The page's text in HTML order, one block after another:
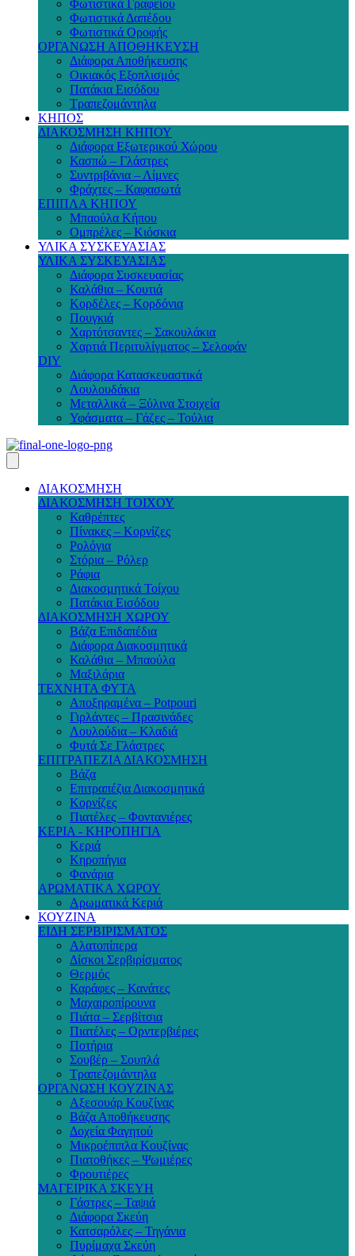
Φωτιστικά Γραφείου
Φωτιστικά Δαπέδου
Φωτιστικά Οροφής
ΟΡΓΑΝΩΣΗ ΑΠΟΘΗΚΕΥΣΗ
Διάφορα Αποθήκευσης
Οικιακός Εξοπλισμός
Πατάκια Εισόδου
Τραπεζομάντηλα
ΚΗΠΟΣ
ΔΙΑΚΟΣΜΗΣΗ ΚΗΠΟΥ
Διάφορα Εξωτερικού Χώρου
Κασπώ – Γλάστρες
Συντριβάνια – Λίμνες
Φράχτες – Καφασωτά
ΕΠΙΠΛΑ ΚΗΠΟΥ
Μπαούλα Κήπου
Ομπρέλες – Κιόσκια
ΥΛΙΚΑ ΣΥΣΚΕΥΑΣΙΑΣ
ΥΛΙΚΑ ΣΥΣΚΕΥΑΣΙΑΣ
Διάφορα Συσκευασίας
Καλάθια – Κουτιά
Κορδέλες – Κορδόνια
Πουγκιά
Χαρτότσαντες – Σακουλάκια
Χαρτιά Περιτυλίγματος – Σελοφάν
DIY
Διάφορα Κατασκευαστικά
Λουλουδάκια
Μεταλλικά – Ξύλινα Στοιχεία
Υφάσματα – Γάζες – Τούλια
ΔΙΑΚΟΣΜΗΣΗ
ΔΙΑΚΟΣΜΗΣΗ ΤΟΙΧΟΥ
Καθρέπτες
Πίνακες – Κορνίζες
Ρολόγια
Στόρια – Ρόλερ
Ράφια
Διακοσμητικά Τοίχου
Πατάκια Εισόδου
ΔΙΑΚΟΣΜΗΣΗ ΧΩΡΟΥ
Βάζα Επιδαπέδια
Διάφορα Διακοσμητικά
Καλάθια – Μπαούλα
Μαξιλάρια
ΤΕΧΝΗΤΑ ΦΥΤΑ
Αποξηραμένα – Potpouri
Γιρλάντες – Πρασινάδες
Λουλούδια – Κλαδιά
Φυτά Σε Γλάστρες
ΕΠΙΤΡΑΠΕΖΙΑ ΔΙΑΚΟΣΜΗΣΗ
Βάζα
Επιτραπέζια Διακοσμητικά
Κορνίζες
Πιατέλες – Φοντανιέρες
ΚΕΡΙΑ - ΚΗΡΟΠΗΓΙΑ
Κεριά
Κηροπήγια
Φανάρια
ΑΡΩΜΑΤΙΚΑ ΧΩΡΟΥ
Αρωματικά Κεριά
ΚΟΥΖΙΝΑ
ΕΙΔΗ ΣΕΡΒΙΡΙΣΜΑΤΟΣ
Αλατοπίπερα
Δίσκοι Σερβιρίσματος
Θερμός
Καράφες – Κανάτες
Μαχαιροπίρουνα
Πιάτα – Σερβίτσια
Πιατέλες – Ορντερβιέρες
Ποτήρια
Σουβέρ – Σουπλά
Τραπεζομάντηλα
ΟΡΓΑΝΩΣΗ ΚΟΥΖΙΝΑΣ
Αξεσουάρ Κουζίνας
Βάζα Αποθήκευσης
Δοχεία Φαγητού
Μικροέπιπλα Κουζίνας
Πιατοθήκες – Ψωμιέρες
Φρουτιέρες
ΜΑΓΕΙΡΙΚΑ ΣΚΕΥΗ
Γάστρες – Ταψιά
Διάφορα Σκεύη
Κατσαρόλες – Τηγάνια
Πυρίμαχα Σκεύη